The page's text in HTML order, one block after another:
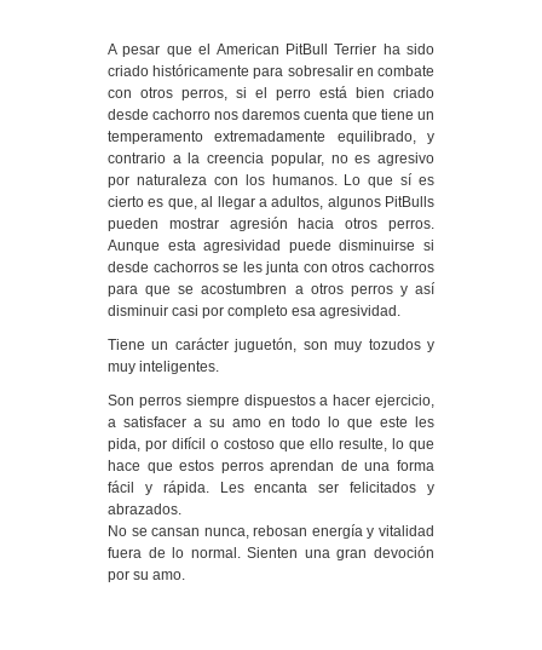
A pesar que el American PitBull Terrier ha sido
criado históricamente para sobresalir en combate
con otros perros, si el perro está bien criado
desde cachorro nos daremos cuenta que tiene un
temperamento extremadamente equilibrado, y
contrario a la creencia popular, no es agresivo
por naturaleza con los humanos. Lo que sí es
cierto es que, al llegar a adultos, algunos PitBulls
pueden mostrar agresión hacia otros perros.
Aunque esta agresividad puede disminuirse si
desde cachorros se les junta con otros cachorros
para que se acostumbren a otros perros y así
disminuir casi por completo esa agresividad.
Tiene un carácter juguetón, son muy tozudos y
muy inteligentes.
Son perros siempre dispuestos a hacer ejercicio,
a satisfacer a su amo en todo lo que este les
pida, por difícil o costoso que ello resulte, lo que
hace que estos perros aprendan de una forma
fácil y rápida. Les encanta ser felicitados y
abrazados.
No se cansan nunca, rebosan energía y vitalidad
fuera de lo normal. Sienten una gran devoción
por su amo.